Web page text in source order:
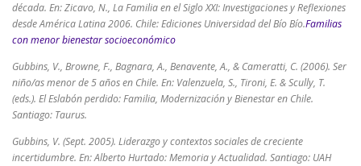
década. En: Zicavo, N., La Familia en el Siglo XXI: Investigaciones y Reflexiones
desde América Latina 2006. Chile: Ediciones Universidad del Bío Bío.Familias
con menor bienestar socioeconómico
Gubbins, V., Browne, F., Bagnara, A., Benavente, A., & Cameratti, C. (2006). Ser
niño/as menor de 5 años en Chile. En: Valenzuela, S., Tironi, E. & Scully, T.
(eds.). El Eslabón perdido: Familia, Modernización y Bienestar en Chile.
Santiago: Taurus.
Gubbins, V. (Sept. 2005). Liderazgo y contextos sociales de creciente
incertidumbre. En: Alberto Hurtado: Memoria y Actualidad. Santiago: UAH